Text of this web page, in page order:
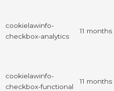
cookielawinfo-
checkbox-analytics
11 months
cookielawinfo-
checkbox-functional
11 months